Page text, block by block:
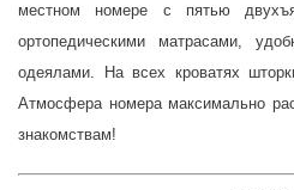
местном номере с пятью
ортопедическими матрасами,
одеялами. На всех кроватях
Атмосфера номера максимально
знакомствам!